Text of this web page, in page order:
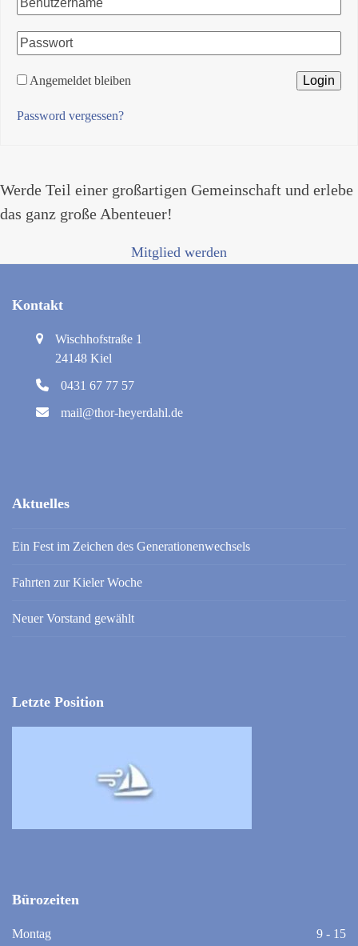
Angemeldet bleiben
Password vergessen?
Werde Teil einer großartigen Gemeinschaft und erlebe
das ganz große Abenteuer!
Mitglied werden
Kontakt
Wischhofstraße 1
24148 Kiel
0431 67 77 57
mail@thor-heyerdahl.de
Aktuelles
Ein Fest im Zeichen des Generationenwechsels
Fahrten zur Kieler Woche
Neuer Vorstand gewählt
Letzte Position
Bürozeiten
Montag 9 - 15